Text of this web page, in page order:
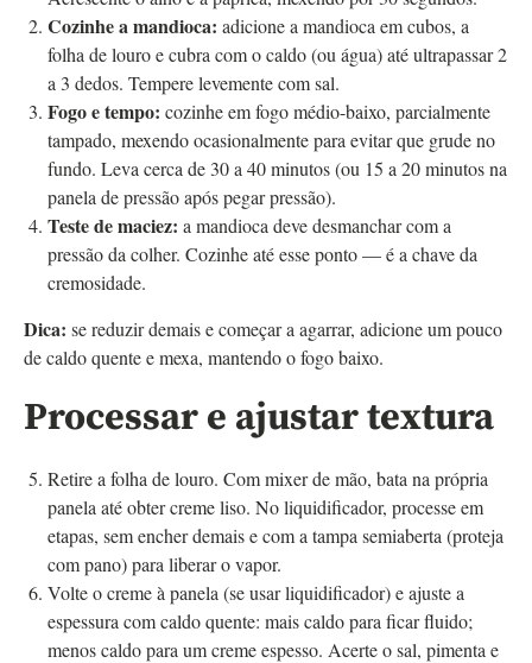
Cozinhe a mandioca: adicione a mandioca em cubos, a
folha de louro e cubra com o caldo (ou água) até ultrapassar 2
a 3 dedos. Tempere levemente com sal.
Fogo e tempo: cozinhe em fogo médio-baixo, parcialmente
tampado, mexendo ocasionalmente para evitar que grude no
fundo. Leva cerca de 30 a 40 minutos (ou 15 a 20 minutos na
panela de pressão após pegar pressão).
Teste de maciez: a mandioca deve desmanchar com a
pressão da colher. Cozinhe até esse ponto — é a chave da
cremosidade.
Dica: se reduzir demais e começar a agarrar, adicione um pouco
de caldo quente e mexa, mantendo o fogo baixo.
Processar e ajustar textura
Retire a folha de louro. Com mixer de mão, bata na própria
panela até obter creme liso. No liquidificador, processe em
etapas, sem encher demais e com a tampa semiaberta (proteja
com pano) para liberar o vapor.
Volte o creme à panela (se usar liquidificador) e ajuste a
espessura com caldo quente: mais caldo para ficar fluido;
menos caldo para um creme espesso. Acerte o sal, pimenta e